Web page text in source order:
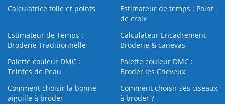
Calculatrice toile et points
Estimateur de temps : Point
de croix
Estimateur de Temps :
Broderie Traditionnelle
Calculateur Encadrement
Broderie & canevas
Palette couleur DMC :
Teintes de Peau
Palette couleur DMC :
Broder les Cheveux
Comment choisir la bonne
aiguille à broder
Comment choisir ses ciseaux
à broder ?